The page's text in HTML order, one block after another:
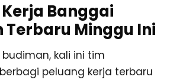
Banggai
Terbaru Minggu Ini
kali ini tim
berbagi peluang kerja terbaru